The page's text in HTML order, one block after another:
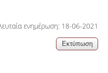
ενημέρωση: 18-06-2021